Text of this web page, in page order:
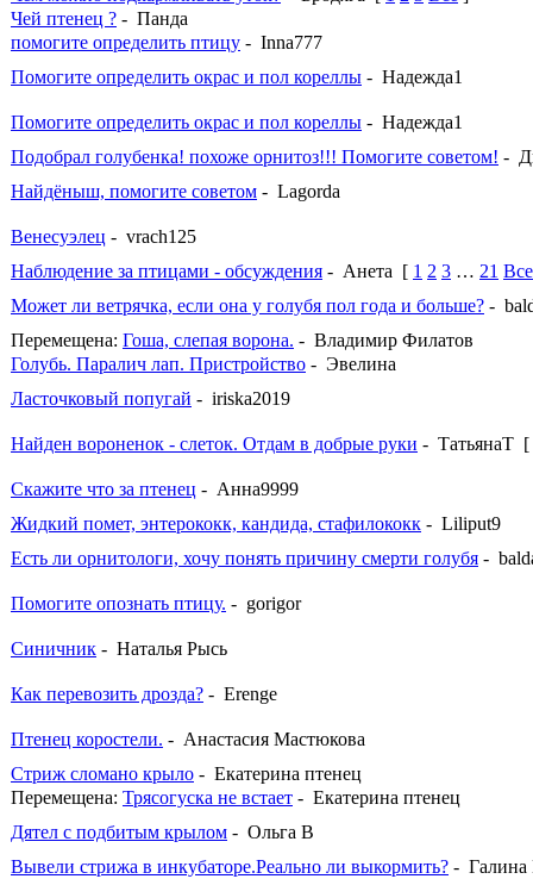
Чей птенец ? - Панда
помогите определить птицу - Inna777
Помогите определить окрас и пол кореллы - Надежда1
Помогите определить окрас и пол кореллы - Надежда1
Подобрал голубенка! похоже орнитоз!!! Помогите советом! -
Найдёныш, помогите советом - Lagorda
Венесуэлец - vrach125
Наблюдение за птицами - обсуждения - Анета [ 1 2 3 … 21 Все
Может ли ветрячка, если она у голубя пол года и больше? -
Перемещена: Гоша, слепая ворона. - Владимир Филатов
Голубь. Паралич лап. Пристройство - Эвелина
Ласточковый попугай - iriska2019
Найден вороненок - слеток. Отдам в добрые руки - ТатьянаТ [
Скажите что за птенец - Анна9999
Жидкий помет, энтерококк, кандида, стафилококк - Liliput9
Есть ли орнитологи, хочу понять причину смерти голубя -
Помогите опознать птицу. - gorigor
Синичник - Наталья Рысь
Как перевозить дрозда? - Erenge
Птенец коростели. - Анастасия Мастюкова
Стриж сломано крыло - Екатерина птенец
Перемещена: Трясогуска не встает - Екатерина птенец
Дятел с подбитым крылом - Ольга В
Вывели стрижа в инкубаторе.Реально ли выкормить? - Галина